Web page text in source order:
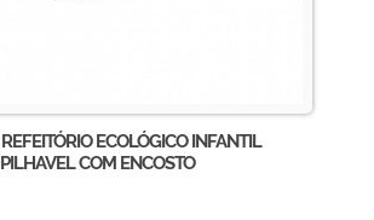
ECOLÓGICO INFANTIL
COM ENCOSTO